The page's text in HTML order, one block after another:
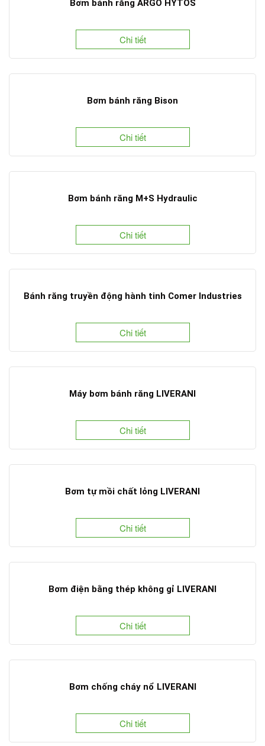
Bơm bánh răng ARGO HYTOS
Chi tiết
Bơm bánh răng Bison
Chi tiết
Bơm bánh răng M+S Hydraulic
Chi tiết
Bánh răng truyền động hành tinh Comer Industries
Chi tiết
Máy bơm bánh răng LIVERANI
Chi tiết
Bơm tự mồi chất lỏng LIVERANI
Chi tiết
Bơm điện bằng thép không gỉ LIVERANI
Chi tiết
Bơm chống cháy nổ LIVERANI
Chi tiết